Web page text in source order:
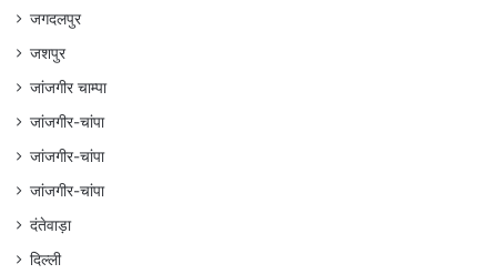
जगदलपुर
जशपुर
जांजगीर चाम्पा
जांजगीर-चांपा
जांजगीर-चांपा
जांजगीर-चांपा
दंतेवाड़ा
दिल्ली